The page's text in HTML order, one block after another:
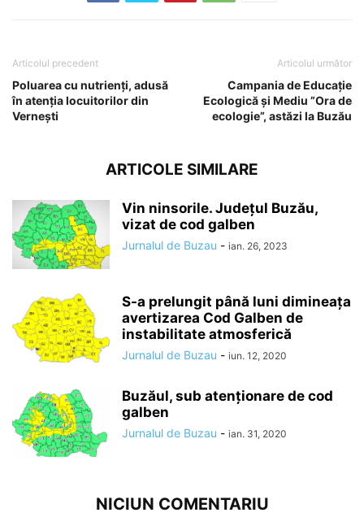
Articolul precedent
Poluarea cu nutrienţi, adusă
în atenţia locuitorilor din
Verneşti
Articolul următor
Campania de Educaţie
Ecologică şi Mediu ”Ora de
ecologie”, astăzi la Buzău
ARTICOLE SIMILARE
Vin ninsorile. Județul Buzău,
vizat de cod galben
Jurnalul de Buzau - ian. 26, 2023
S-a prelungit până luni dimineaţa
avertizarea Cod Galben de
instabilitate atmosferică
Jurnalul de Buzau - iun. 12, 2020
Buzăul, sub atenționare de cod
galben
Jurnalul de Buzau - ian. 31, 2020
NICIUN COMENTARIU